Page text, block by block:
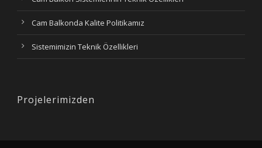
Cam Balkonda Kalite Politikamız
Sistemimizin Teknik Özellikleri
Projelerimizden